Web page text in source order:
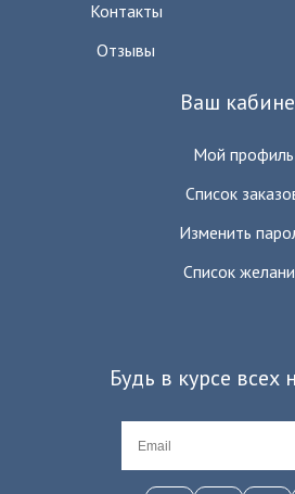
Контакты
Отзывы
Ваш
Мой профиль
Список
Изменить
Список
Будь в курсе всех